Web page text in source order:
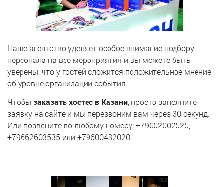
Наше агентство уделяет особое внимание подбору
персонала на все мероприятия и вы можете быть
уверены, что у гостей сложится положительное мнение
об уровне организации события.
Чтобы заказать хостес в Казани, просто заполните
заявку на сайте и мы перезвоним вам через 30 секунд.
Или позвоните по любому номеру: +79662602525,
+79662603535 или +79600482020.